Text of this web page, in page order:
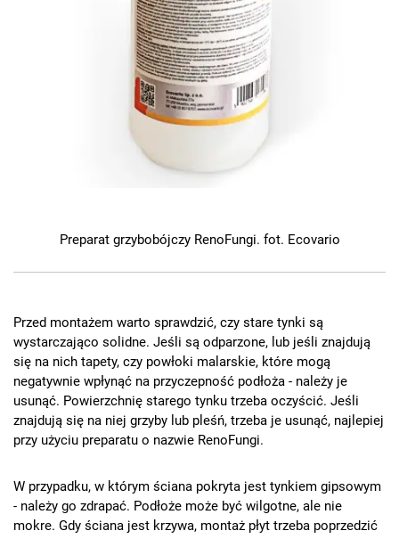
Preparat grzybobójczy RenoFungi. fot. Ecovario
Przed montażem warto sprawdzić, czy stare tynki są
wystarczająco solidne. Jeśli są odparzone, lub jeśli znajdują
się na nich tapety, czy powłoki malarskie, które mogą
negatywnie wpłynąć na przyczepność podłoża - należy je
usunąć. Powierzchnię starego tynku trzeba oczyścić. Jeśli
znajdują się na niej grzyby lub pleśń, trzeba je usunąć, najlepiej
przy użyciu preparatu o nazwie RenoFungi.
W przypadku, w którym ściana pokryta jest tynkiem gipsowym
- należy go zdrapać. Podłoże może być wilgotne, ale nie
mokre. Gdy ściana jest krzywa, montaż płyt trzeba poprzedzić